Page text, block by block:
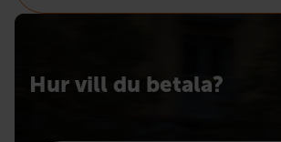
Hur vill du betala?